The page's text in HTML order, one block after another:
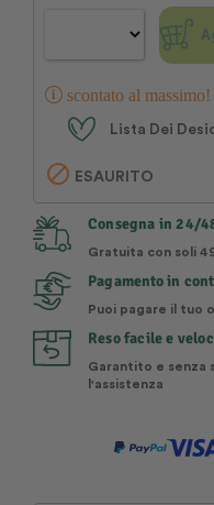
scontato al massimo!
Lista Dei
 ESAURITO
Consegna in 24/
Gratuita con soli
Pagamento in
Puoi pagare il tuo
Reso facile e
Garantito e senza
l'assistenza